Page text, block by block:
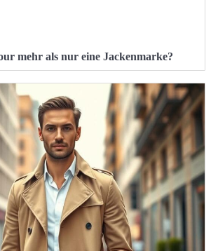
mehr als nur eine Jackenmarke?